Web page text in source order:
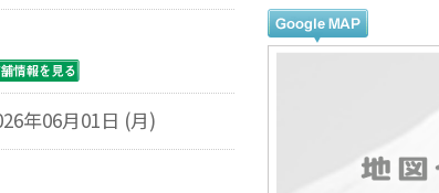
年06月01日 (月)